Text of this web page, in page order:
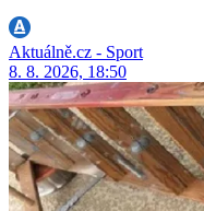
Aktuálně.cz - Sport
8. 8. 2026, 18:50